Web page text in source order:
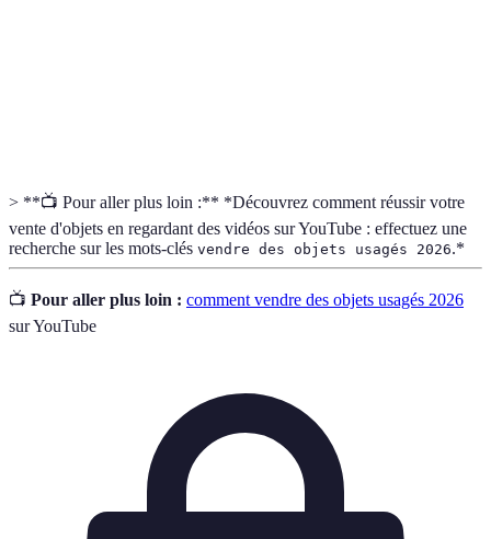
> **📺 Pour aller plus loin :** *Découvrez comment réussir votre
vente d'objets en regardant des vidéos sur YouTube : effectuez une
recherche sur les mots-clés vendre des objets usagés 2026.*
📺 Pour aller plus loin : comment vendre des objets usagés 2026
sur YouTube